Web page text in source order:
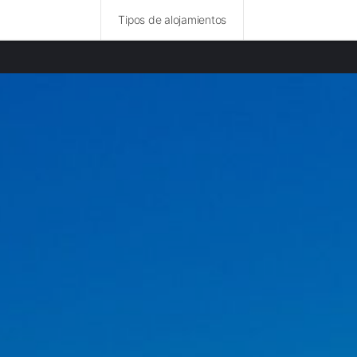
Tipos de alojamientos